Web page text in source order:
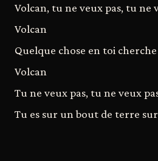
Volcan, tu ne veux pas, tu ne
Volcan
Quelque chose en toi
Volcan
Tu ne veux pas, tu ne veux
Tu es sur un bout de terre